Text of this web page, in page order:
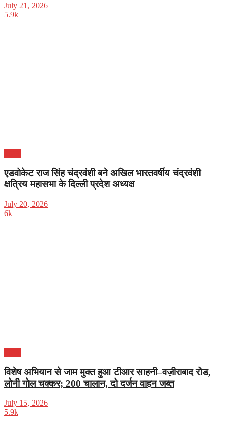
July 21, 2026
5.9k
एडवोकेट राज सिंह चंद्रवंशी बने अखिल भारतवर्षीय चंद्रवंशी
क्षत्रिय महासभा के दिल्ली प्रदेश अध्यक्ष
July 20, 2026
6k
विशेष अभियान से जाम मुक्त हुआ टीआर साहनी–वज़ीराबाद रोड,
लोनी गोल चक्कर; 200 चालान, दो दर्जन वाहन जब्त
July 15, 2026
5.9k